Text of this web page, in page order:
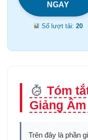
NGAY
Số lượt tải:20
Tóm
Giảng
Trên đây là phần